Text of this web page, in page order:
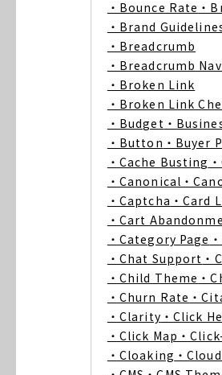
・Bounce Rate ・
・Brand
・Breadcrumb
・Breadcrumb
・Broken Link
・Broken Link
・Budget ・
・Button ・Buyer
・Cache Busting
・Canonical ・
・Captcha ・Card
・Cart
・Category Page
・Chat Support ・
・Child Theme ・
・Churn Rate ・
・Clarity ・Click
・Click Map ・
・Cloaking ・